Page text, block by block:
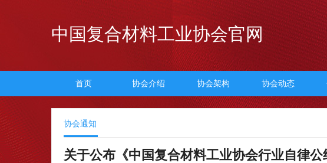
中国复合材料工业协会官网
首页 协会介绍 协会架构 协会动态
协会通知
关于公布《中国复合材料工业协会行业自律公